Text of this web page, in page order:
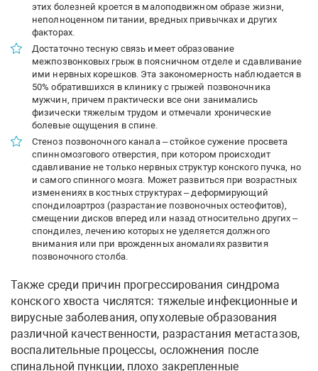
этих болезней кроется в малоподвижном образе жизни,
неполноценном питании, вредных привычках и других
факторах.
Достаточно тесную связь имеет образование
межпозвонковых грыж в поясничном отделе и сдавливание
ими нервных корешков. Эта закономерность наблюдается в
50% обратившихся в клинику с грыжей позвоночника
мужчин, причем практически все они занимались
физически тяжелым трудом и отмечали хронические
болевые ощущения в спине.
Стеноз позвоночного канала – стойкое сужение просвета
спинномозгового отверстия, при котором происходит
сдавливание не только нервных структур конского пучка, но
и самого спинного мозга. Может развиться при возрастных
изменениях в костных структурах – деформирующий
спондилоартроз (разрастание позвоночных остеофитов),
смещении дисков вперед или назад относительно других –
спондилез, лечению которых не уделяется должного
внимания или при врожденных аномалиях развития
позвоночного столба.
Также среди причин прогрессирования синдрома
конского хвоста числятся: тяжелые инфекционные и
вирусные заболевания, опухолевые образования
различной качественности, разрастания метастазов,
воспалительные процессы, осложнения после
спинальной пункции, плохо закрепленные